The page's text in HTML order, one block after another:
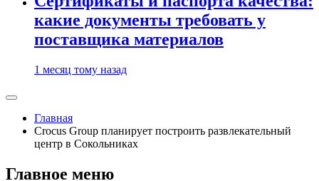
какие документы требовать у
поставщика материалов
1 месяц тому назад
Главная
Crocus Group планирует построить развлекательный
центр в Сокольниках
Главное меню